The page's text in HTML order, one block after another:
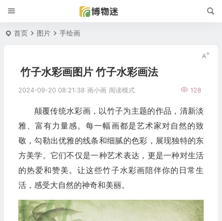
首页 图片 手绘画
竹子水彩画图片 竹子水彩画法
2024-09-20 08:21:38 画小画 128
阅读模式
颠覆传统水彩画，以竹子为主题的作品，清新淡
雅、富有力量感。每一幅画都是艺术家对自然的致
敬，勾勒出优雅的线条和细腻的色彩，展现独特的东
方美学。它们不仅是一种艺术表达，更是一种对生活
的热爱和赞美。让这些竹子水彩画陪伴你的日常生
活，感受大自然的神奇和美丽。